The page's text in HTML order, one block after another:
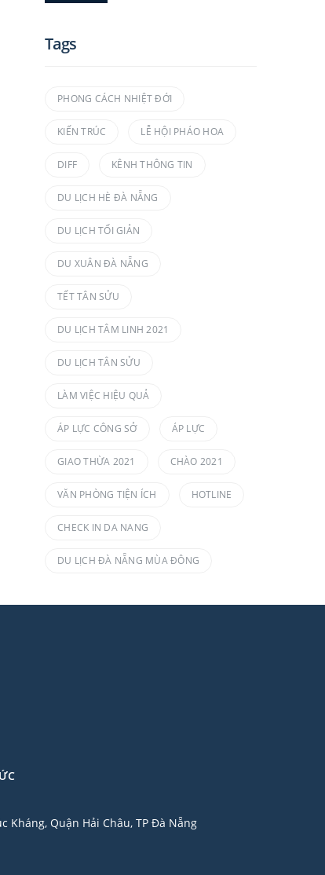
Tags
PHONG CÁCH NHIỆT ĐỚI
KIẾN TRÚC LỄ HỘI PHÁO HOA
DIFF KÊNH THÔNG TIN
DU LỊCH HÈ ĐÀ NẴNG
DU LỊCH TỐI GIẢN
DU XUÂN ĐÀ NẴNG
TẾT TÂN SỬU
DU LỊCH TÂM LINH 2021
DU LỊCH TÂN SỬU
LÀM VIỆC HIỆU QUẢ
ÁP LỰC CÔNG SỞ ÁP LỰC
GIAO THỪA 2021 CHÀO 2021
VĂN PHÒNG TIỆN ÍCH HOTLINE
CHECK IN DA NANG
DU LỊCH ĐÀ NẴNG MÙA ĐÔNG
Kháng, Quận Hải Châu, TP Đà Nẵng